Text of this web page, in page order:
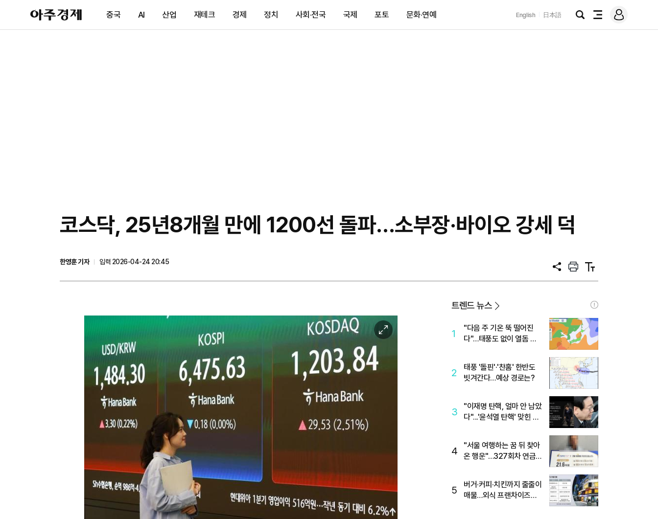
아
주
제
중국 AI 산업 재테크 경제 정치 사회·전국 국제 포토 문화·연예 English 日本語
검
전
메
그
코스닥, 25년8개월 만에 1200선 돌파…소부장·바이오 강세 덕
한영훈 기자
입력 2026-04-24 20:45
공
프
트
텍
트
이
미
지
확
트렌드 뉴스
1
"다음 주 기온 뚝 떨어진
다"…태풍도 없이 열돔 박
2
태풍 '돌핀'·'찬홈' 한반도
빗겨간다…예상 경로는?
3
"이재명 탄핵, 얼마 안 남았
다"...'윤석열 탄핵' 맞힌 무
4
"서울 여행하는 꿈 뒤 찾아
온 행운"…327회차 연금
5
버거·커피·치킨까지 줄줄이
매물…외식 프랜차이즈